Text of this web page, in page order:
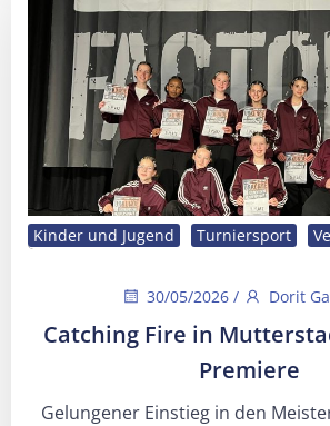
Kinder und Jugend Turniersport
30/05/2026 / Dorit
Catching Fire in
Premiere
Gelungener Einstieg in den